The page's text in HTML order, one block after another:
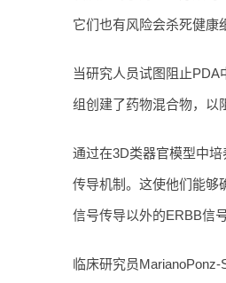
它们也有风险会杀死健康
当研究人员试图阻止
组创建了药物混合物，以
通过在3D类器官模型中
传导机制。这使他们能够
信号传导以外的ERBB信
临床研究员